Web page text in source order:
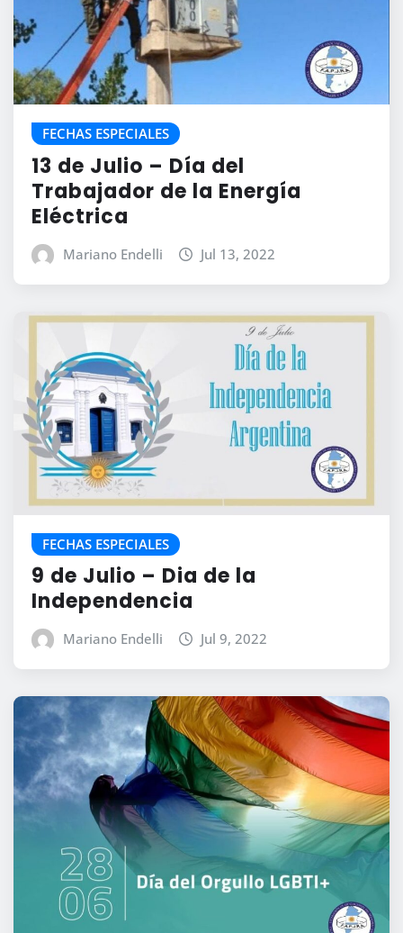
FECHAS ESPECIALES
13 de Julio – Día del
Trabajador de la Energía
Eléctrica
Mariano Endelli Jul 13, 2022
FECHAS ESPECIALES
9 de Julio – Dia de la
Independencia
Mariano Endelli Jul 9, 2022